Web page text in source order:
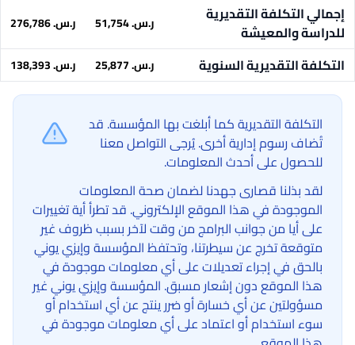
إجمالي التكلفة التقديرية
للدراسة والمعيشة
ر.س.‏ 51,754 ر.س.‏ 276,786
التكلفة التقديرية السنوية ر.س.‏ 25,877 ر.س.‏ 138,393
التكلفة التقديرية كما أبلغت بها المؤسسة. قد
تُضاف رسوم إدارية أخرى. يُرجى التواصل معنا
للحصول على أحدث المعلومات.
لقد بذلنا قصارى جهدنا لضمان صحة المعلومات
الموجودة في هذا الموقع الإلكتروني. قد تطرأ أية تغييرات
على أيا من جوانب البرامج من وقت لآخر بسبب ظروف غير
متوقعة تخرج عن سيطرتنا، وتحتفظ المؤسسة وإيزي يوني
بالحق في إجراء تعديلات على أي معلومات موجودة في
هذا الموقع دون إشعار مسبق. المؤسسة وإيزي يوني غير
مسؤولتين عن أي خسارة أو ضرر ينتج عن أي استخدام أو
سوء استخدام أو اعتماد على أي معلومات موجودة في